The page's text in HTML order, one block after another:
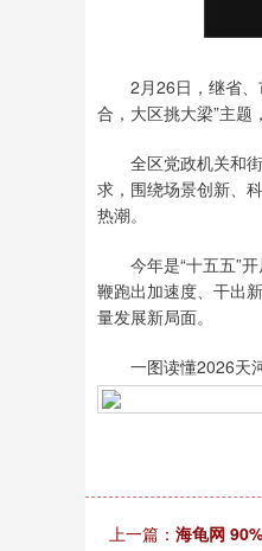
2月26日，继省、
合，大区挑大梁”主题
全区党政机关和街
求，围绕场景创新、
热潮。
今年是“十五五”开
鞭跑出加速度、干出
量发展新局面。
一图读懂2026天
上一篇： 海龟网